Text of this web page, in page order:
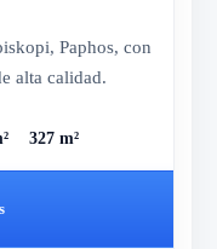
Paphos, con
alta calidad.
327 m²